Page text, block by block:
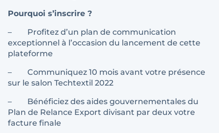
Pourquoi s’inscrire ?
– Profitez d’un plan de communication
exceptionnel à l’occasion du lancement de cette
plateforme
– Communiquez 10 mois avant votre présence
sur le salon Techtextil 2022
– Bénéficiez des aides gouvernementales du
Plan de Relance Export divisant par deux votre
facture finale